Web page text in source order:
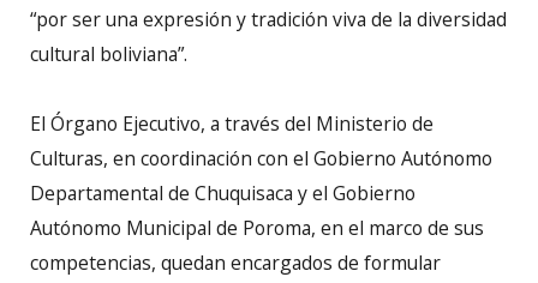
“por ser una expresión y tradición viva de la diversidad
cultural boliviana”.
El Órgano Ejecutivo, a través del Ministerio de
Culturas, en coordinación con el Gobierno Autónomo
Departamental de Chuquisaca y el Gobierno
Autónomo Municipal de Poroma, en el marco de sus
competencias, quedan encargados de formular